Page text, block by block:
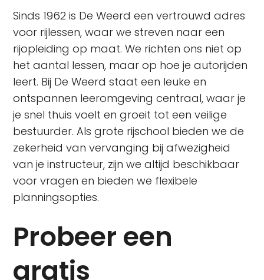
Sinds 1962 is De Weerd een vertrouwd adres
voor rijlessen, waar we streven naar een
rijopleiding op maat. We richten ons niet op
het aantal lessen, maar op hoe je autorijden
leert. Bij De Weerd staat een leuke en
ontspannen leeromgeving centraal, waar je
je snel thuis voelt en groeit tot een veilige
bestuurder. Als grote rijschool bieden we de
zekerheid van vervanging bij afwezigheid
van je instructeur, zijn we altijd beschikbaar
voor vragen en bieden we flexibele
planningsopties.
Probeer een
gratis